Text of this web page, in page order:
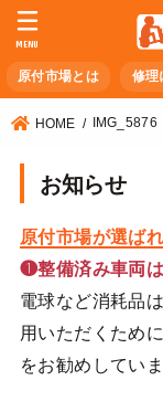
原付市場とは 修理
MENU
HOME IMG_5876
お知らせ
原付市場が選ば
❶整備済み車両
電球など消耗品
用いただくため
をお勧めしていま